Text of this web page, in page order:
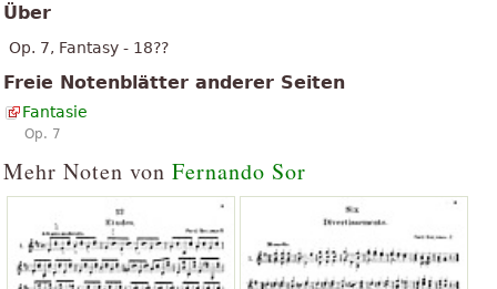
Über
Op. 7, Fantasy - 18??
Freie Notenblätter anderer Seiten
Fantasie
Op. 7
Mehr Noten von Fernando Sor